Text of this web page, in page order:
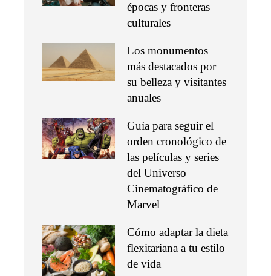
épocas y fronteras
culturales
Los monumentos
más destacados por
su belleza y visitantes
anuales
Guía para seguir el
orden cronológico de
las películas y series
del Universo
Cinematográfico de
Marvel
Cómo adaptar la dieta
flexitariana a tu estilo
de vida